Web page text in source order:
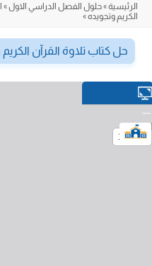
الرئيسية»حلول الفصل الدراسي الاول»
الكريم وتجويده»
حل كتاب تلاوة القرآن